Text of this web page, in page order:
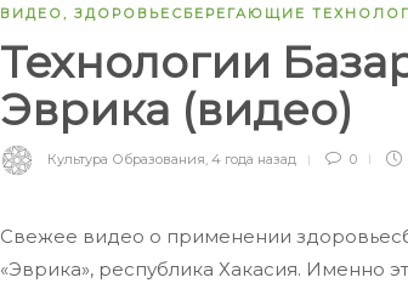
ВИДЕО, ЗДОРОВЬЕСБЕРЕГАЮЩИЕ
Технологии
Эврика (видео)
Культура Образования, 4 года назад 0
Свежее видео о применении
«Эврика», республика Хакасия. Именно